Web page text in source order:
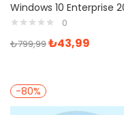
0
₺799,99₺43,99
-80%